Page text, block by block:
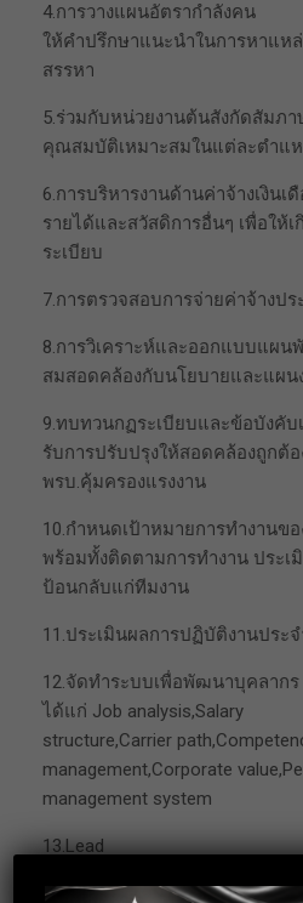
4.การวางแผนอัตรากำลังคน
ให้คำปรึกษาแนะนำในการหาแห
สรรหา
5.ร่วมกับหน่วยงานต้นสังกัดสัมภ
คุณสมบัติเหมาะสมในแต่ละตำแ
6.การบริหารงานด้านค่าจ้างเงินเ
รายได้และสวัสดิการอื่นๆ เพื่อให้
ระเบียบ
7.การตรวจสอบการจ่ายค่าจ้างป
8.การวิเคราะห์และออกแบบแผ
สมสอดคล้องกับนโยบายและแผน
9.ทบทวนกฏระเบียบและข้อบังคับ
รับการปรับปรุงให้สอดคล้องถูกต้
พรบ.คุ้มครองแรงงาน
10.กำหนดเป้าหมายการทำงานข
พร้อมทั้งติดตามการทำงาน ประเ
ป้อนกลับแก่ทีมงาน
11.ประเมินผลการปฏิบัติงานประ
12.จัดทำระบบเพื่อพัฒนาบุคลากร
ได้แก่ Job analysis,Salary
structure,Carrier
management,Corporate
management system
13.Lead